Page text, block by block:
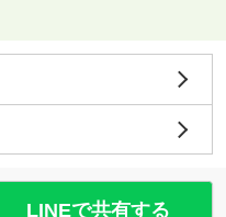
LINEで共有する